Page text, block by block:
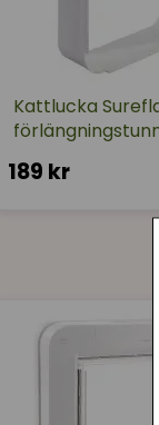
Kattlucka
189 kr